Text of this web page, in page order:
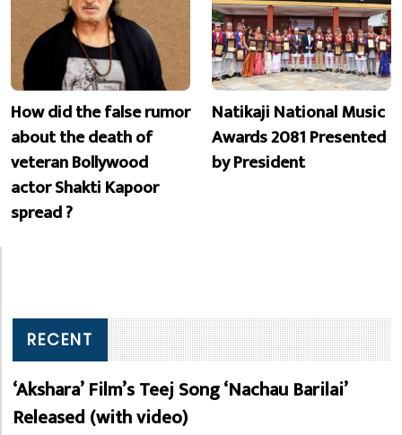
How did the false rumor
about the death of
veteran Bollywood
actor Shakti Kapoor
spread ?
Natikaji National Music
Awards 2081 Presented
by President
RECENT
‘Akshara’ Film’s Teej Song ‘Nachau Barilai’
Released (with video)